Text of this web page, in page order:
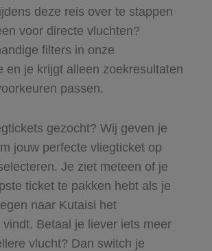
deze reis over te stappen
voor directe vluchten?
filters in onze
en je krijgt alleen zoekresultaten
passen.
gezocht? Wij geven je
jouw perfecte vliegticket op
Je ziet meteen of je
ticket te pakken hebt als je
naar Kutaisi het
vindt. Betaal je liever iets meer
vlucht? Dan switch je